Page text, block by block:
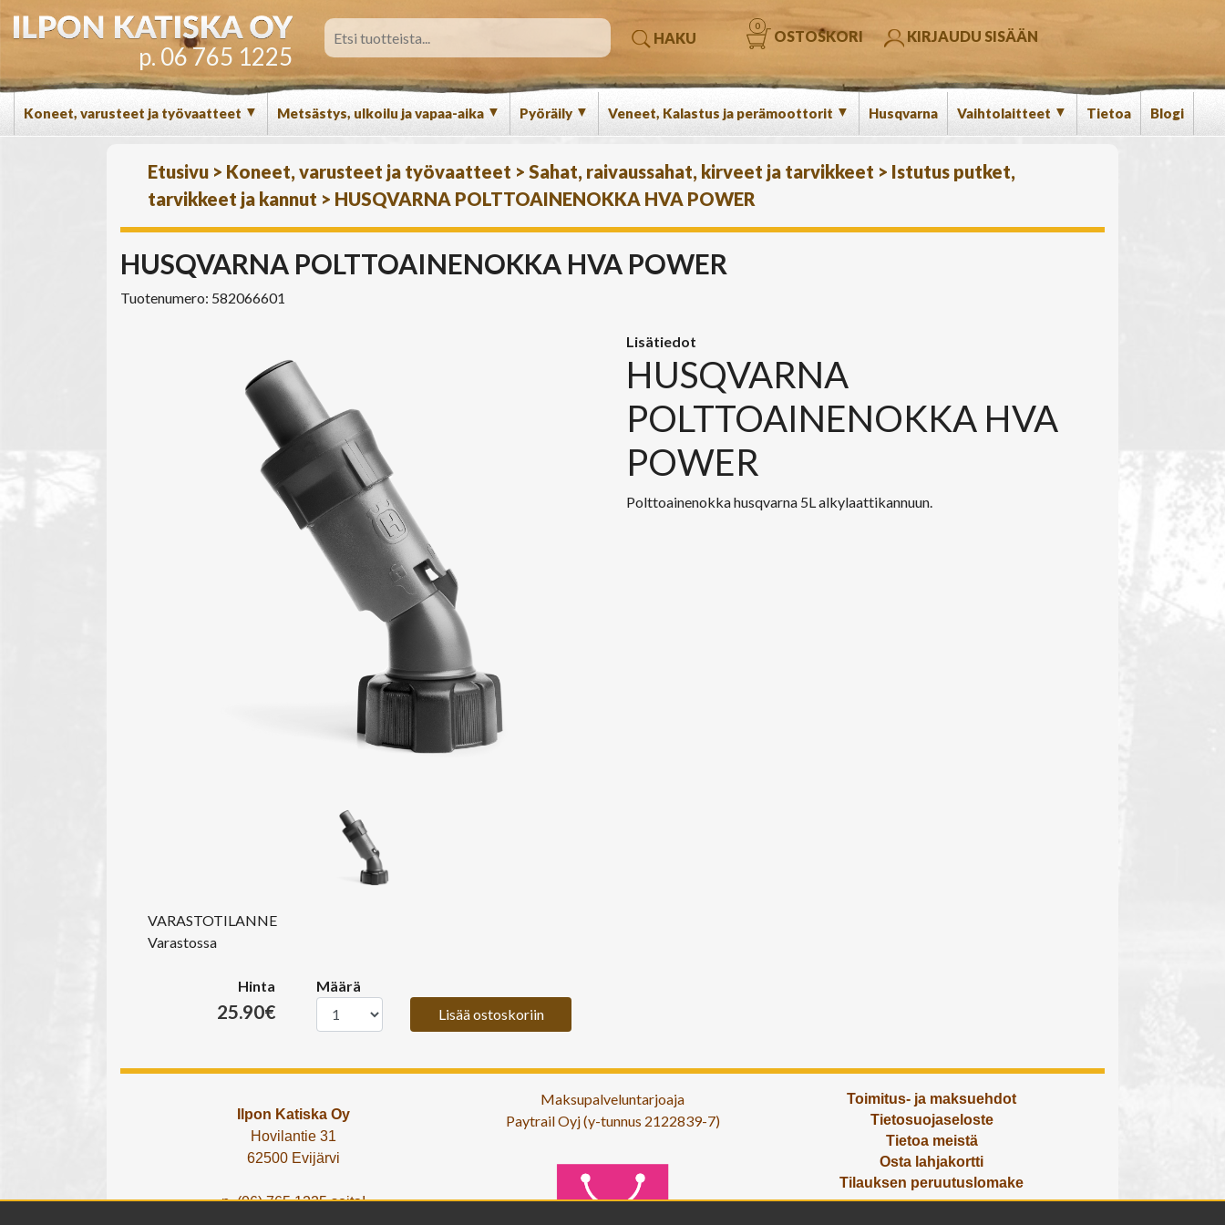
p. 06 765 1225
HAKU OSTOSKORI
0
KIRJAUDU SISÄÄN
Koneet, varusteet ja työvaatteet ▼ Metsästys, ulkoilu ja vapaa-aika ▼ Pyöräily ▼ Veneet, Kalastus ja perämoottorit ▼ Husqvarna Vaihtolaitteet ▼ Tietoa Blogi
Etusivu > Koneet, varusteet ja työvaatteet > Sahat, raivaussahat, kirveet ja tarvikkeet > Istutus putket,
tarvikkeet ja kannut > HUSQVARNA POLTTOAINENOKKA HVA POWER
HUSQVARNA POLTTOAINENOKKA HVA POWER
Tuotenumero: 582066601
VARASTOTILANNE
Varastossa
Hinta
25.90€
Määrä
Lisää ostoskoriin
Lisätiedot
HUSQVARNA
POLTTOAINENOKKA HVA
POWER
Polttoainenokka husqvarna 5L alkylaattikannuun.
Ilpon Katiska Oy
Hovilantie 31
62500 Evijärvi
p. (06) 765 1225 soita!
Maksupalveluntarjoaja
Paytrail Oyj (y-tunnus 2122839-7)
Toimitus- ja maksuehdot
Tietosuojaseloste
Tietoa meistä
Osta lahjakortti
Tilauksen peruutuslomake